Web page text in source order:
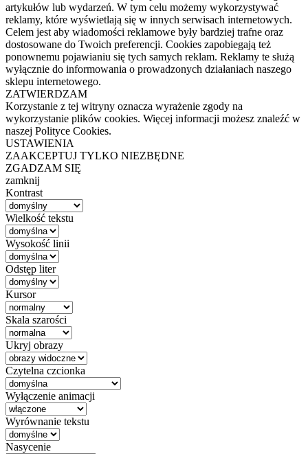
artykułów lub wydarzeń. W tym celu możemy wykorzystywać
reklamy, które wyświetlają się w innych serwisach internetowych.
Celem jest aby wiadomości reklamowe były bardziej trafne oraz
dostosowane do Twoich preferencji. Cookies zapobiegają też
ponownemu pojawianiu się tych samych reklam. Reklamy te służą
wyłącznie do informowania o prowadzonych działaniach naszego
sklepu internetowego.
ZATWIERDZAM
Korzystanie z tej witryny oznacza wyrażenie zgody na
wykorzystanie plików cookies. Więcej informacji możesz znaleźć w
naszej Polityce Cookies.
USTAWIENIA
ZAAKCEPTUJ TYLKO NIEZBĘDNE
ZGADZAM SIĘ
zamknij
Kontrast
Wielkość tekstu
Wysokość linii
Odstęp liter
Kursor
Skala szarości
Ukryj obrazy
Czytelna czcionka
Wyłączenie animacji
Wyrównanie tekstu
Nasycenie